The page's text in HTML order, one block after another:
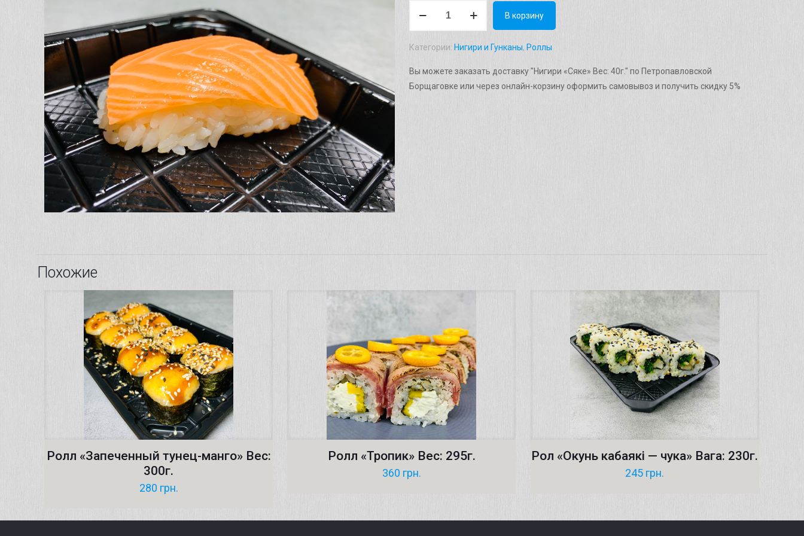
"Сяке"
Вес:
40г.
В корзину
Категории: Нигири и Гунканы, Роллы
Вы можете заказать доставку "Нигири «Сяке» Вес: 40г." по Петропавловской
Борщаговке или через онлайн-корзину оформить самовывоз и получить скидку 5%
Похожие
Ролл «Запеченный тунец-манго» Вес:
300г.
280 грн.
Ролл «Тропик» Вес: 295г.
360 грн.
Рол «Окунь кабаякі — чука» Вага: 230г.
245 грн.